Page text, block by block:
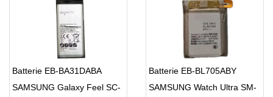
Batterie EB-BA31DABA
SAMSUNG Galaxy Feel SC-
Batterie EB-BL705ABY
SAMSUNG Watch Ultra SM-